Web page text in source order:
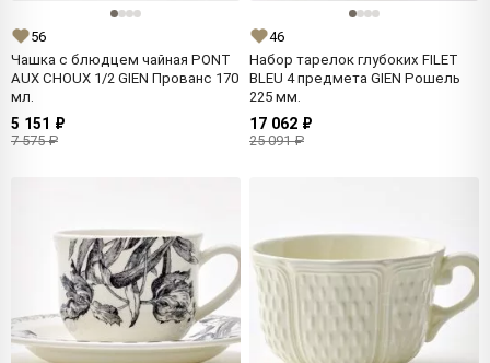
56
Чашка с блюдцем чайная PONT
AUX CHOUX 1/2 GIEN Прованс 170
мл.
5 151 ₽
7 575 ₽
46
Набор тарелок глубоких FILET
BLEU 4 предмета GIEN Рошель
225 мм.
17 062 ₽
25 091 ₽